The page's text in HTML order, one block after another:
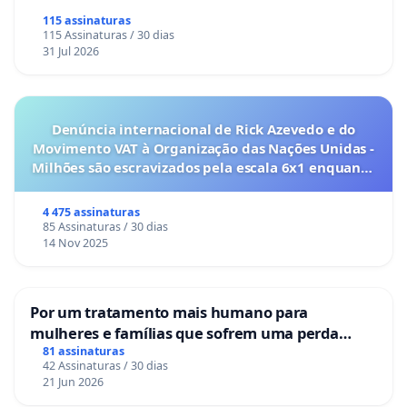
115 assinaturas
115 Assinaturas / 30 dias
31 Jul 2026
Denúncia internacional de Rick Azevedo e do
Movimento VAT à Organização das Nações Unidas -
Milhões são escravizados pela escala 6x1 enquanto
4 475 assinaturas
85 Assinaturas / 30 dias
14 Nov 2025
Por um tratamento mais humano para
mulheres e famílias que sofrem uma perda
gestacional nos hospitais portugueses
81 assinaturas
42 Assinaturas / 30 dias
21 Jun 2026